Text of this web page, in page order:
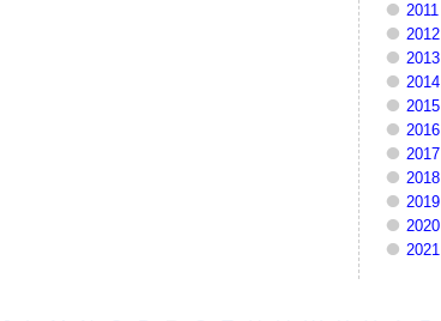
2011
2012
2013
2014
2015
2016
2017
2018
2019
2020
2021